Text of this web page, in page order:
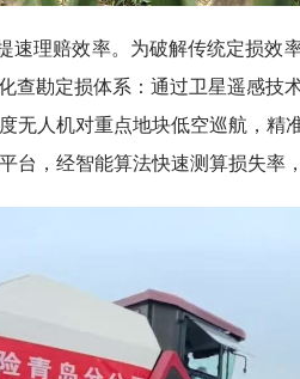
速理赔效率。为破解传统定损效
查勘定损体系：通过卫星遥感技
无人机对重点地块低空巡航，精
台，经智能算法快速测算损失率